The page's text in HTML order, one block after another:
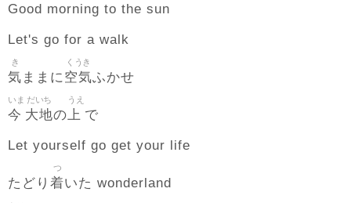
Good morning to the sun
Let's go for a walk
気
き
ままに空気
くうき
ふかせ
今
いま
大地
だいち
の上
うえ
で
Let yourself go get your life
たどり 着
つ
いた wonderland